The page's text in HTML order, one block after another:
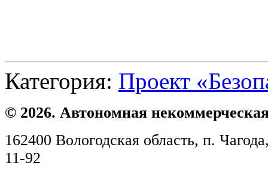
Категория: Проект
© 2026. Автономная
162400 Вологодская область, п.
11-92